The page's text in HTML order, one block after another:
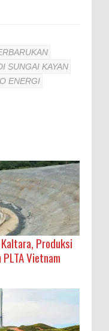
SUNGAI KAYAN
ENERGI
Produksi
Vietnam